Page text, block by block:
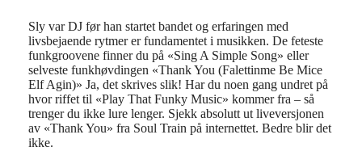
Sly var DJ før han startet bandet og erfaringen med
livsbejaende rytmer er fundamentet i musikken. De feteste
funkgroovene finner du på «Sing A Simple Song» eller
selveste funkhøvdingen «Thank You (Falettinme Be Mice
Elf Agin)» Ja, det skrives slik! Har du noen gang undret på
hvor riffet til «Play That Funky Music» kommer fra – så
trenger du ikke lure lenger. Sjekk absolutt ut liveversjonen
av «Thank You» fra Soul Train på internettet. Bedre blir det
ikke.